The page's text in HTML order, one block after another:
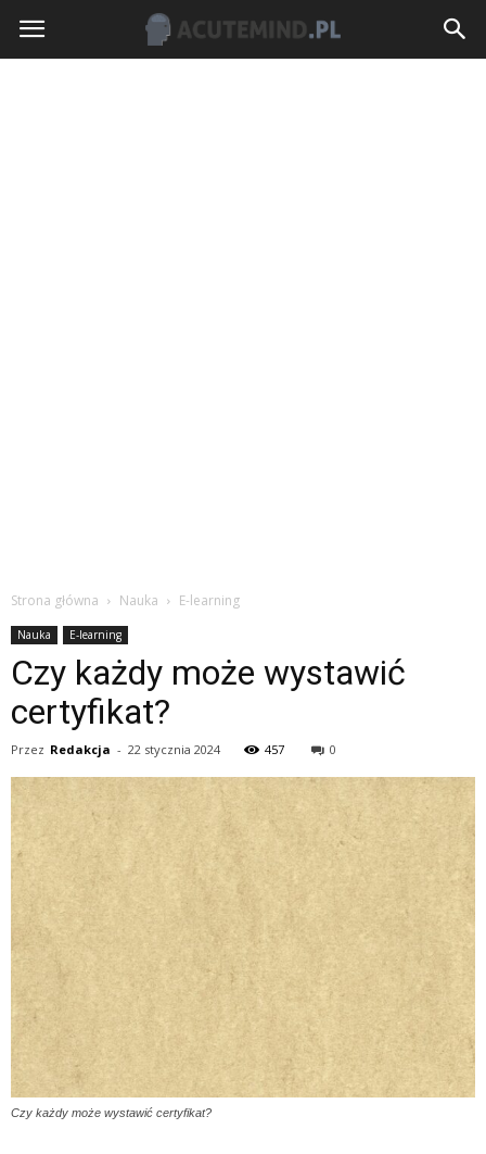
Strona główna Nauka E-learning
Nauka E-learning
Czy każdy może wystawić
certyfikat?
Przez Redakcja - 22 stycznia 2024 457 0
Czy każdy może wystawić certyfikat?